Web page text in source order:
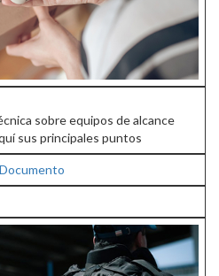
sobre equipos de alcance
sus principales puntos